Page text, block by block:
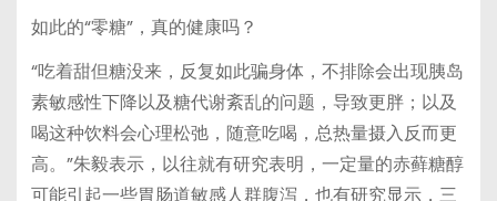
如此的“零糖”，真的健康吗？
“吃着甜但糖没来，反复如此骗身体，不排除会出现胰岛
素敏感性下降以及糖代谢紊乱的问题，导致更胖；以及
喝这种饮料会心理松弛，随意吃喝，总热量摄入反而更
高。”朱毅表示，以往就有研究表明，一定量的赤藓糖醇
可能引起一些胃肠道敏感人群腹泻，也有研究显示，三